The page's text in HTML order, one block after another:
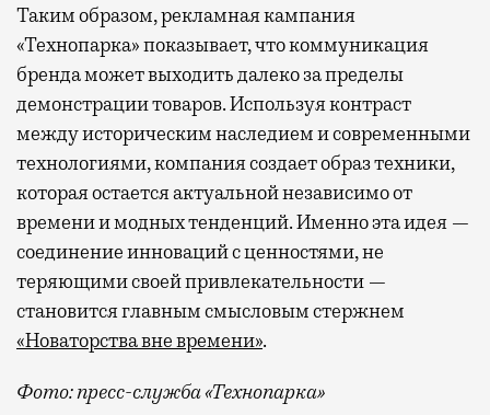
Таким образом, рекламная кампания
«Технопарка» показывает, что коммуникация
бренда может выходить далеко за пределы
демонстрации товаров. Используя контраст
между историческим наследием и современными
технологиями, компания создает образ техники,
которая остается актуальной независимо от
времени и модных тенденций. Именно эта идея —
соединение инноваций с ценностями, не
теряющими своей привлекательности —
становится главным смысловым стержнем
«Новаторства вне времени».
Фото: пресс-служба «Технопарка»